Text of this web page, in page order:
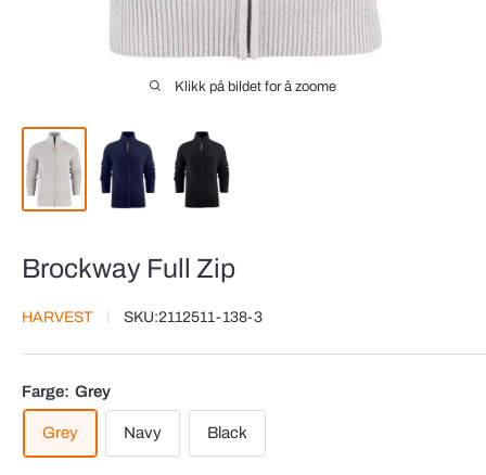
Klikk på bildet for å zoome
Brockway Full Zip
HARVEST SKU:2112511-138-3
Farge: Grey
Grey Navy Black